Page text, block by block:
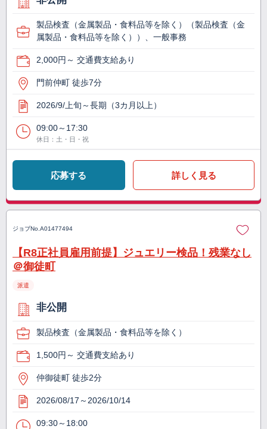
製品検査（金属製品・食料品等を除く）（製品検査（金
属製品・食料品等を除く））、一般事務
2,000円～ 交通費支給あり
門前仲町 徒歩7分
2026/9/上旬～長期（3カ月以上）
09:00～17:30
休日：土・日・祝
応募する 詳しく見る
ジョブNo. A01477494
【R8正社員雇用前提】ジュエリー検品！残業なし
＠御徒町
派遣
非公開
製品検査（金属製品・食料品等を除く）
1,500円～ 交通費支給あり
仲御徒町 徒歩2分
2026/08/17～2026/10/14
09:30～18:00